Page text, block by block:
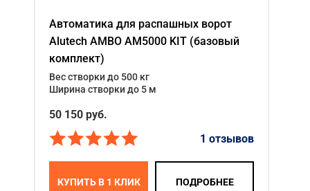
Автоматика для распашных ворот
Alutech AMBO AM5000 KIT (базовый
комплект)
Вес створки до 500 кг
Ширина створки до 5 м
50 150 руб.
1 отзывов
КУПИТЬ В 1 КЛИК ПОДРОБНЕЕ